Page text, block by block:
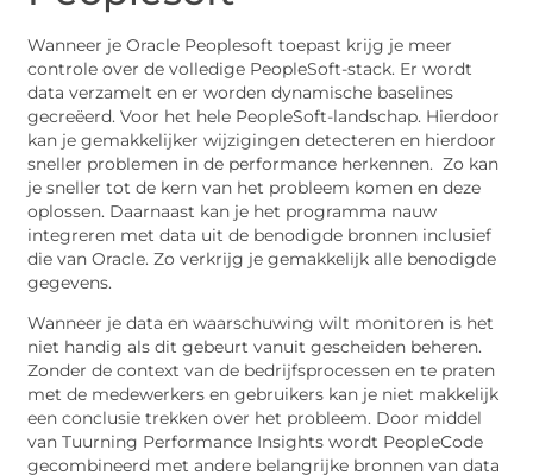
Wanneer je Oracle Peoplesoft toepast krijg je meer
controle over de volledige PeopleSoft-stack. Er wordt
data verzamelt en er worden dynamische baselines
gecreëerd. Voor het hele PeopleSoft-landschap. Hierdoor
kan je gemakkelijker wijzigingen detecteren en hierdoor
sneller problemen in de performance herkennen. Zo kan
je sneller tot de kern van het probleem komen en deze
oplossen. Daarnaast kan je het programma nauw
integreren met data uit de benodigde bronnen inclusief
die van Oracle. Zo verkrijg je gemakkelijk alle benodigde
gegevens.
Wanneer je data en waarschuwing wilt monitoren is het
niet handig als dit gebeurt vanuit gescheiden beheren.
Zonder de context van de bedrijfsprocessen en te praten
met de medewerkers en gebruikers kan je niet makkelijk
een conclusie trekken over het probleem. Door middel
van Tuurning Performance Insights wordt PeopleCode
gecombineerd met andere belangrijke bronnen van data